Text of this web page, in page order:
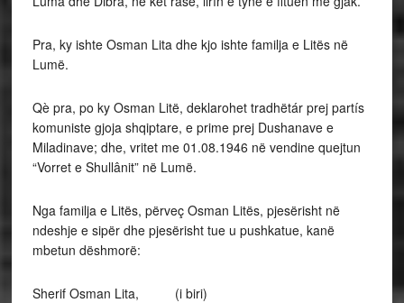
Pra, ky ishte Osman Lita dhe kjo ishte familja e Litës në
Lumë.
Qè pra, po ky Osman Litë, deklarohet tradhëtár prej partís
komuniste gjoja shqiptare, e prime prej Dushanave e
Miladinave; dhe, vritet me 01.08.1946 në vendine quejtun
“Vorret e Shullânit” në Lumë.
Nga familja e Litës, përveç Osman Litës, pjesërisht në
ndeshje e sipër dhe pjesërisht tue u pushkatue, kanë
mbetun dëshmorë:
Sherif Osman Lita, (i biri)